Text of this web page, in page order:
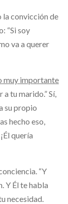
la convicción de
“Si soy
va a querer
muy importante
a tu marido.” Sí,
su propio
hecho eso,
quería
“Y
Y Él te habla
necesidad.